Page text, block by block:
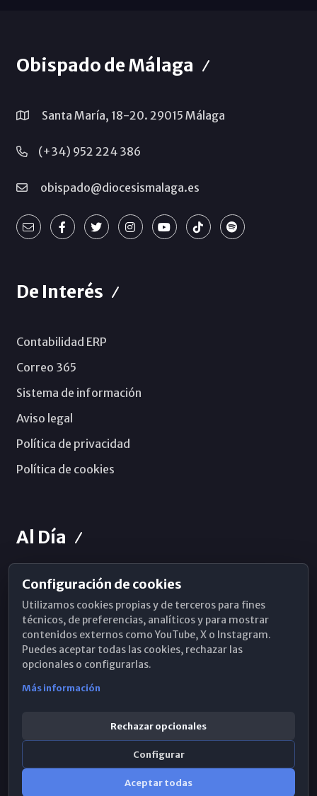
Obispado de Málaga
Santa María, 18-20. 29015 Málaga
(+34) 952 224 386
obispado@diocesismalaga.es
De Interés
Contabilidad ERP
Correo 365
Sistema de información
Aviso legal
Política de privacidad
Política de cookies
Al Día
Horarios de Misa
Hemeroteca
WhatsApp
Configuración de cookies
Utilizamos cookies propias y de terceros para fines
técnicos, de preferencias, analíticos y para mostrar
contenidos externos como YouTube, X o Instagram.
Puedes aceptar todas las cookies, rechazar las
opcionales o configurarlas.
Más información
Rechazar opcionales
Configurar
Aceptar todas